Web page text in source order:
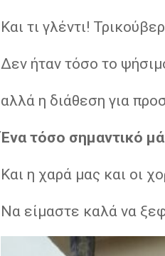
Και τι γλέντι!
Δεν ήταν τόσο το
αλλά η διάθεση για
Ένα τόσο σημαντικό
Και η χαρά μας και οι
Να είμαστε καλά να